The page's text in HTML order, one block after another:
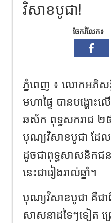
វិសាខបូជា!
ចែករំលែក៖
ភ្នំពេញ ៖ លោកអភិសន្
មហាផ្ទៃ បានបង្ហោះល
ឆស័ក ពុទ្ធសករាជ ២៥
បុណ្យវិសាខបូជា ដែលន
ដូចជាពុទ្ធសាសនិកជ
នេះជារៀងរាល់ឆ្នាំ។
បុណ្យវិសាខបូជា គឺ
សាសនាដទៃៗទៀត ព្